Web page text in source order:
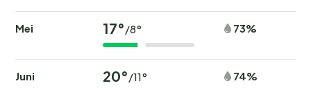
Mei 17° /8° 73%
Juni 20° /11° 74%